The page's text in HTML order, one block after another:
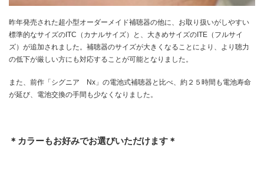
昨年発売された超小型オーダーメイド補聴器の他に、お取り扱いがしやすい
標準的なサイズのITC（カナルサイズ）と、大きめサイズのITE（フルサイ
ズ）が追加されました。補聴器のサイズが大きくなることにより、より聴力
の低下が厳しい方にも対応することが可能となりました。
また、前作「シグニア Nx」の電池式補聴器と比べ、約２５時間も電池寿命
が延び、電池交換の手間も少なくなりました。
＊カラーもお好みでお選びいただけます＊